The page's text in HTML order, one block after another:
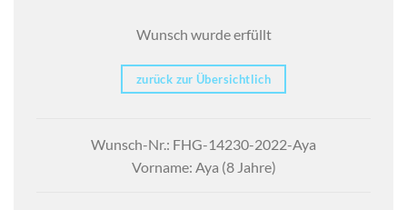
Wunsch wurde erfüllt
zurück zur Übersichtlich
Wunsch-Nr.: FHG-14230-2022-Aya
Vorname: Aya (8 Jahre)